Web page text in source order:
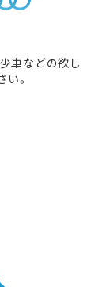
車などの欲し
。